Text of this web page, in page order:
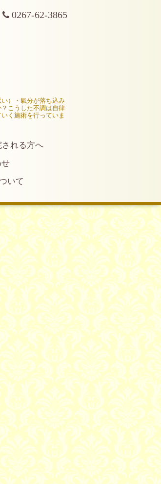
0267-62-3865
）・氣分が落ち込み
こうした不調は自律
く施術を行っていま
される方へ
いて